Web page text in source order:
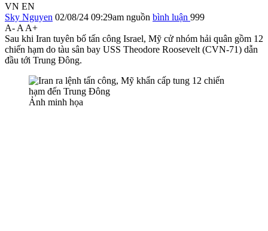
VN EN
Sky Nguyen 02/08/24 09:29am nguồn bình luận 999
A- A A+
Sau khi Iran tuyên bố tấn công Israel, Mỹ cử nhóm hải quân gồm 12
chiến hạm do tàu sân bay USS Theodore Roosevelt (CVN-71) dẫn
đầu tới Trung Đông.
Ảnh minh họa